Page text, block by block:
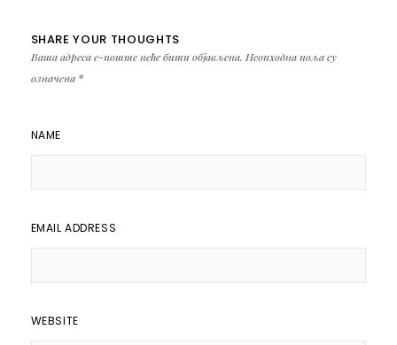
SHARE YOUR THOUGHTS
Ваша адреса е-поште неће бити објављена. Неопходна поља су
означена *
NAME
EMAIL ADDRESS
WEBSITE